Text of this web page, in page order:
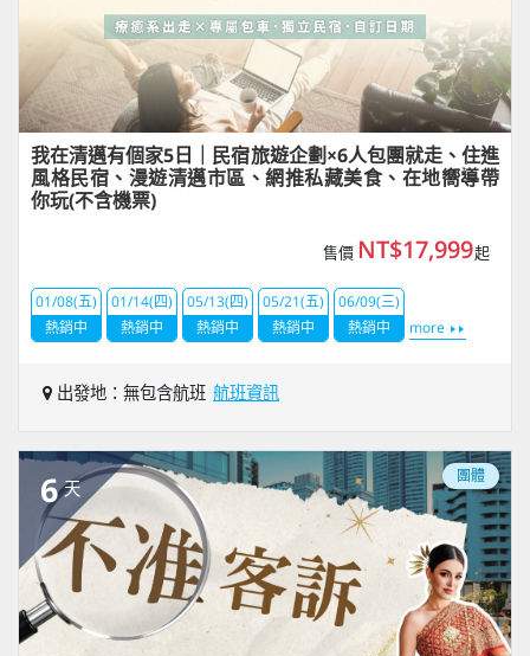
我在清邁有個家5日｜民宿旅遊企劃×6人包團就走、住進
風格民宿、漫遊清邁市區、網推私藏美食、在地嚮導帶
你玩(不含機票)
售價 NT$17,999起
01/08(五)
熱銷中
01/14(四)
熱銷中
05/13(四)
熱銷中
05/21(五)
熱銷中
06/09(三)
熱銷中
more
出發地：無包含航班 航班資訊
6 天
團體